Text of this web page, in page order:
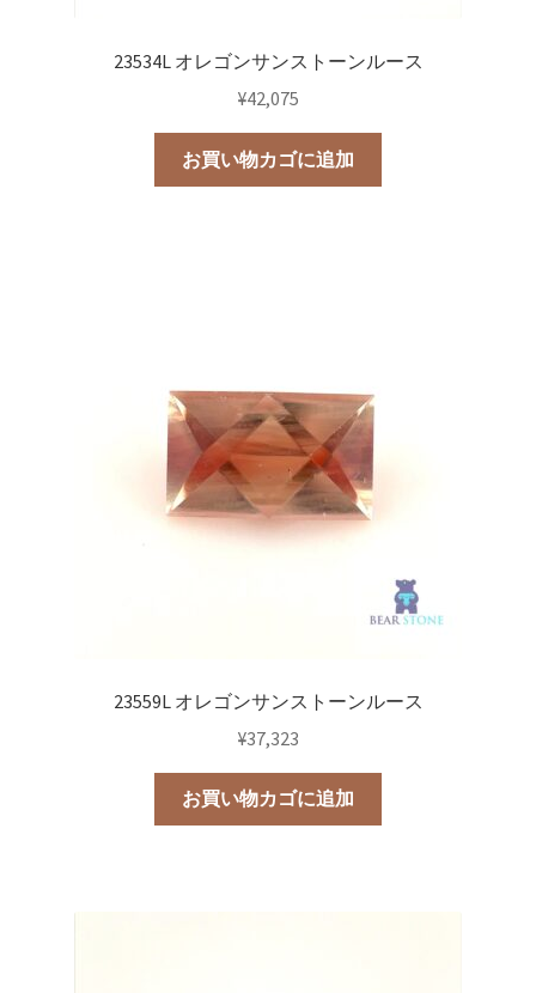
23534L オレゴンサンストーンルース
¥42,075
お買い物カゴに追加
23559L オレゴンサンストーンルース
¥37,323
お買い物カゴに追加